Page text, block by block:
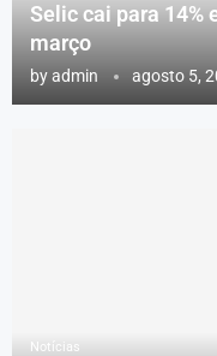
Selic cai para 14%
março
byadmin agosto 5,
Notícias